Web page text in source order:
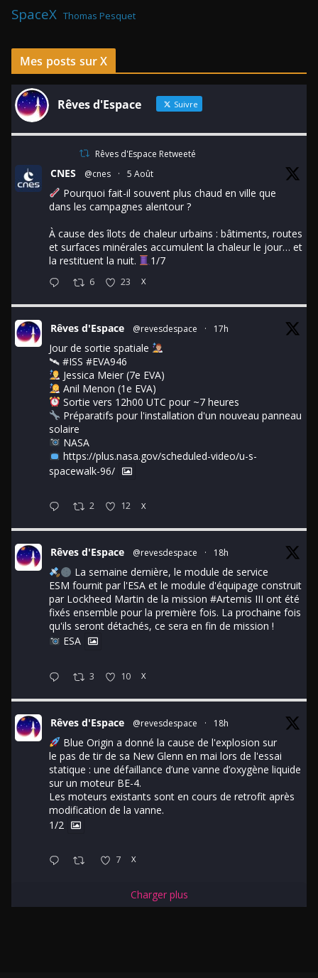
SpaceX Thomas Pesquet
Mes posts sur X
Rêves d'Espace Suivre
Rêves d'Espace Retweeté
CNES @cnes · 5 Août
Pourquoi fait-il souvent plus chaud en ville que
dans les campagnes alentour ?
À cause des îlots de chaleur urbains : bâtiments, routes
et surfaces minérales accumulent la chaleur le jour… et
la restituent la nuit.
1/7
6 23 X
Rêves d'Espace @revesdespace · 17h
Jour de sortie spatiale
🛰 #ISS #EVA946
Jessica Meier (7e EVA)
Anil Menon (1e EVA)
Sortie vers 12h00 UTC pour ~7 heures
Préparatifs pour l'installation d'un nouveau panneau
solaire
NASA
https://plus.nasa.gov/scheduled-video/u-s-
spacewalk-96/
2 12 X
Rêves d'Espace @revesdespace · 18h
La semaine dernière, le module de service
ESM fournit par l'ESA et le module d'équipage construit
par Lockheed Martin de la mission #Artemis III ont été
fixés ensemble pour la première fois. La prochaine fois
qu'ils seront détachés, ce sera en fin de mission !
ESA
3 10 X
Rêves d'Espace @revesdespace · 18h
Blue Origin a donné la cause de l'explosion sur
le pas de tir de sa New Glenn en mai lors de l'essai
statique : une défaillance d’une vanne d’oxygène liquide
sur un moteur BE-4.
Les moteurs existants sont en cours de retrofit après
modification de la vanne.
1/2
7 X
Charger plus